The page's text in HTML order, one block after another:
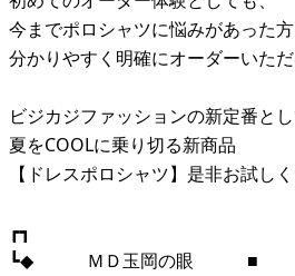
今までポロシャツに悩みがあった
分かりやすく明確にオーダーいただ
ビジカジファッションの新定番とし
夏をCOOLに乗り切る新商品
【ドレスポロシャツ】是非お試し
┏┓
┗◆ ＭＤ玉岡の